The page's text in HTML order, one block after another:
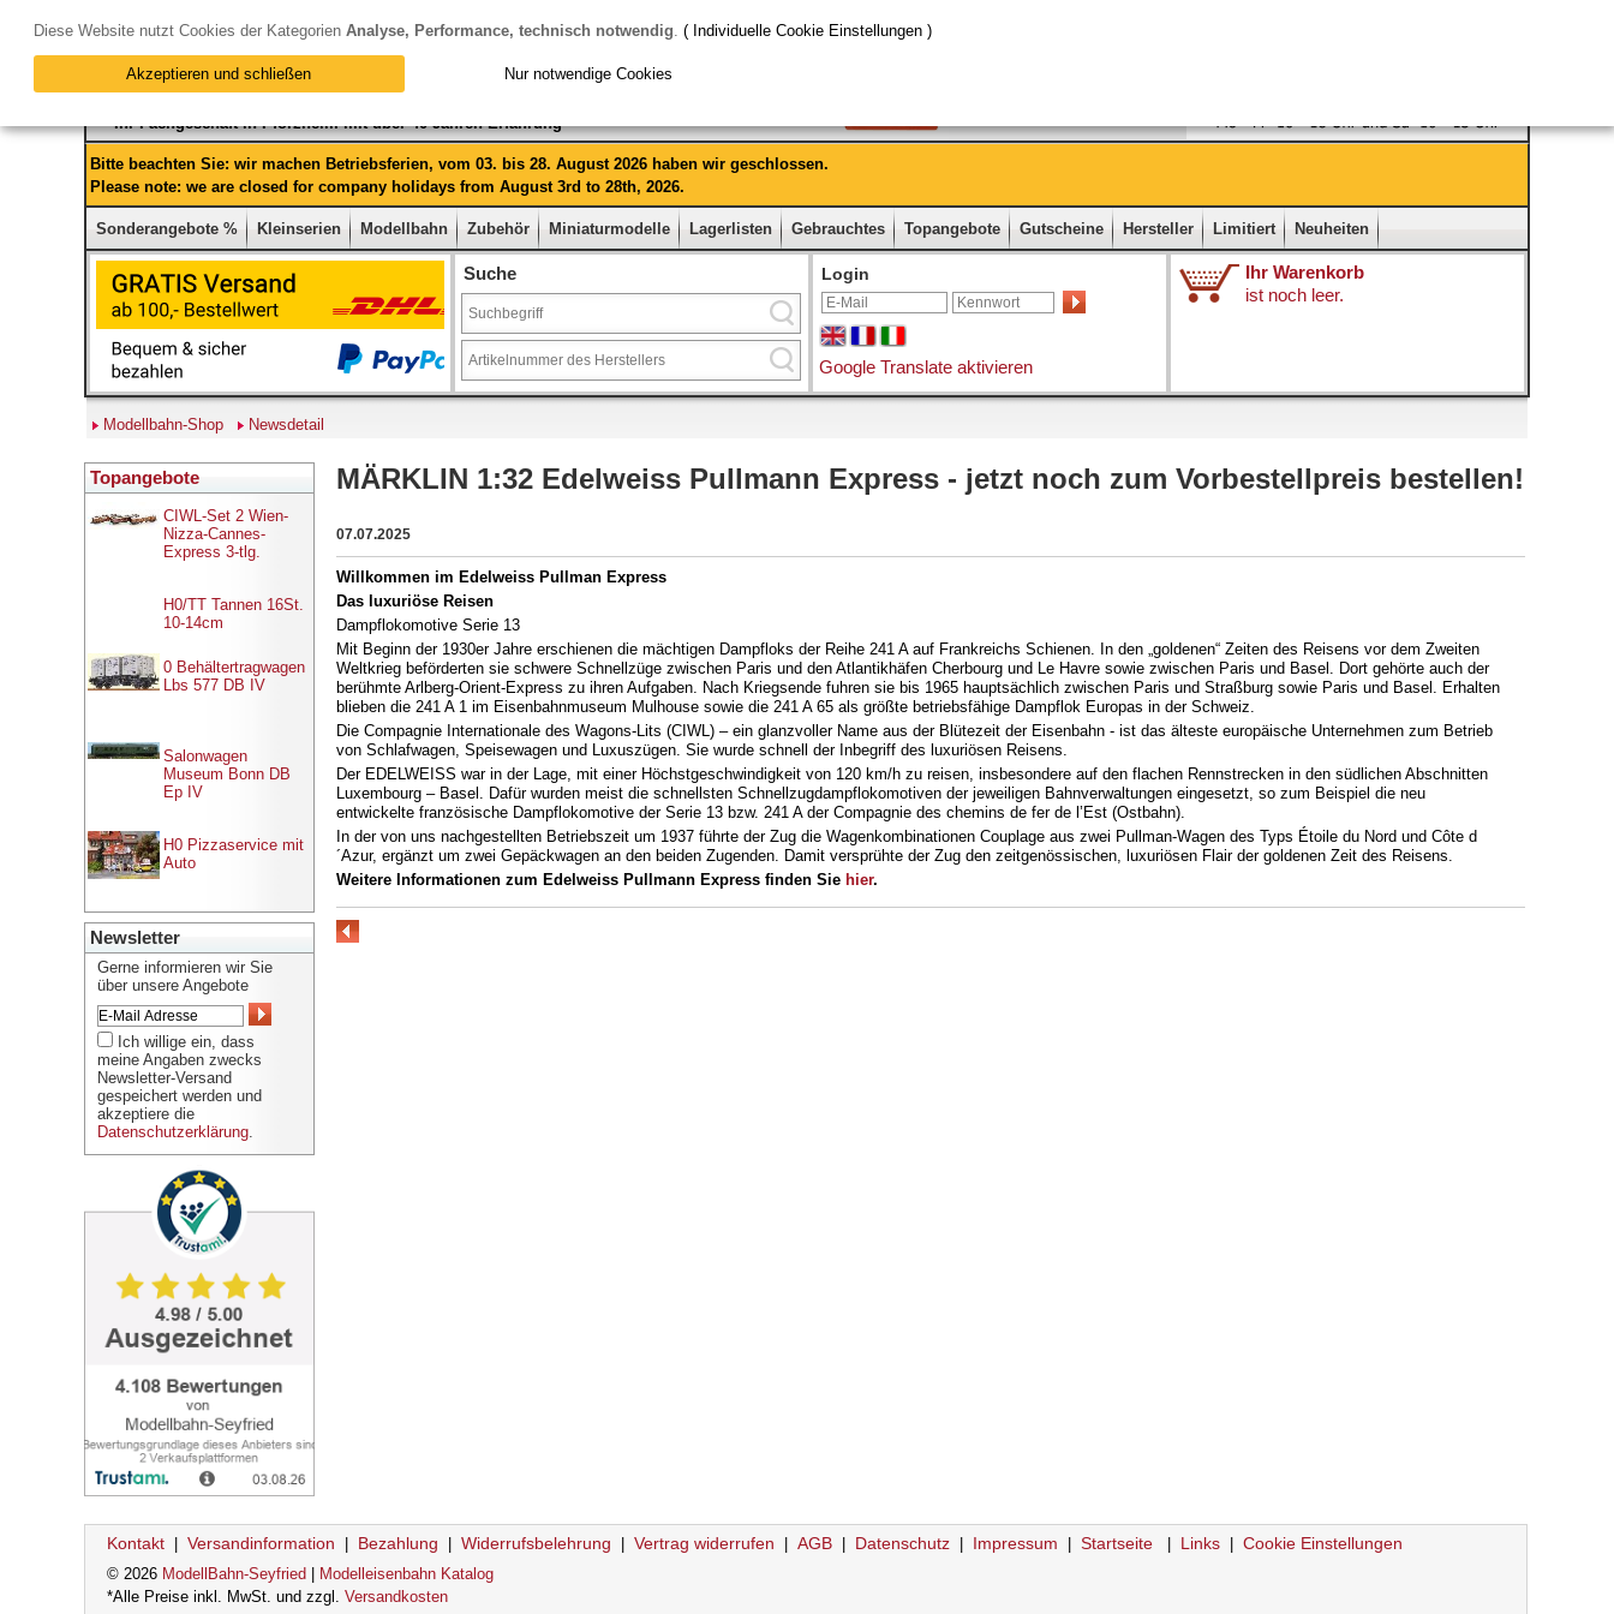
Ihr Fachgeschäft in Pforzheim mit über 40 Jahren Erfahrung
Bitte beachten Sie: wir machen Betriebsferien, vom 03. bis 28. August 2026 haben wir geschlossen.
Please note: we are closed for company holidays from August 3rd to 28th, 2026.
Sonderangebote % Kleinserien Modellbahn Zubehör Miniaturmodelle Lagerlisten Gebrauchtes Topangebote Gutscheine Hersteller Limitiert Neuheiten
Suche Login
Google Translate aktivieren
Ihr Warenkorb
ist noch leer.
Modellbahn-Shop Newsdetail
Topangebote
CIWL-Set 2 Wien-
Nizza-Cannes-
Express 3-tlg.
H0/TT Tannen 16St.
10-14cm
0 Behältertragwagen
Lbs 577 DB IV
Salonwagen
Museum Bonn DB
Ep IV
H0 Pizzaservice mit
Auto
Newsletter
Gerne informieren wir Sie
über unsere Angebote
Ich willige ein, dass
meine Angaben zwecks
Newsletter-Versand
gespeichert werden und
akzeptiere die
Datenschutzerklärung.
MÄRKLIN 1:32 Edelweiss Pullmann Express - jetzt noch zum Vorbestellpreis bestellen!
07.07.2025
Willkommen im Edelweiss Pullman Express
Das luxuriöse Reisen
Dampflokomotive Serie 13
Mit Beginn der 1930er Jahre erschienen die mächtigen Dampfloks der Reihe 241 A auf Frankreichs Schienen. In den „goldenen“ Zeiten des Reisens vor dem Zweiten
Weltkrieg beförderten sie schwere Schnellzüge zwischen Paris und den Atlantikhäfen Cherbourg und Le Havre sowie zwischen Paris und Basel. Dort gehörte auch der
berühmte Arlberg-Orient-Express zu ihren Aufgaben. Nach Kriegsende fuhren sie bis 1965 hauptsächlich zwischen Paris und Straßburg sowie Paris und Basel. Erhalten
blieben die 241 A 1 im Eisenbahnmuseum Mulhouse sowie die 241 A 65 als größte betriebsfähige Dampflok Europas in der Schweiz.
Die Compagnie Internationale des Wagons-Lits (CIWL) – ein glanzvoller Name aus der Blütezeit der Eisenbahn - ist das älteste europäische Unternehmen zum Betrieb
von Schlafwagen, Speisewagen und Luxuszügen. Sie wurde schnell der Inbegriff des luxuriösen Reisens.
Der EDELWEISS war in der Lage, mit einer Höchstgeschwindigkeit von 120 km/h zu reisen, insbesondere auf den flachen Rennstrecken in den südlichen Abschnitten
Luxembourg – Basel. Dafür wurden meist die schnellsten Schnellzugdampflokomotiven der jeweiligen Bahnverwaltungen eingesetzt, so zum Beispiel die neu
entwickelte französische Dampflokomotive der Serie 13 bzw. 241 A der Compagnie des chemins de fer de l’Est (Ostbahn).
In der von uns nachgestellten Betriebszeit um 1937 führte der Zug die Wagenkombinationen Couplage aus zwei Pullman-Wagen des Typs Étoile du Nord und Côte d
´Azur, ergänzt um zwei Gepäckwagen an den beiden Zugenden. Damit versprühte der Zug den zeitgenössischen, luxuriösen Flair der goldenen Zeit des Reisens.
Weitere Informationen zum Edelweiss Pullmann Express finden Sie hier.
Kontakt Versandinformation Bezahlung Widerrufsbelehrung Vertrag widerrufen AGB Datenschutz Impressum Startseite Links Cookie Einstellungen
© 2026 ModellBahn-Seyfried
Modelleisenbahn Katalog
*Alle Preise inkl. MwSt. und zzgl. Versandkosten
Diese Website nutzt Cookies der Kategorien Analyse, Performance, technisch notwendig. ( Individuelle Cookie Einstellungen )
Akzeptieren und schließen Nur notwendige Cookies